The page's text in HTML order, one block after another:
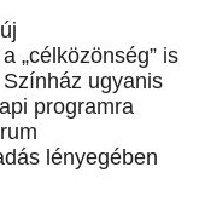
„célközönség” is
ugyanis
programra
lényegében